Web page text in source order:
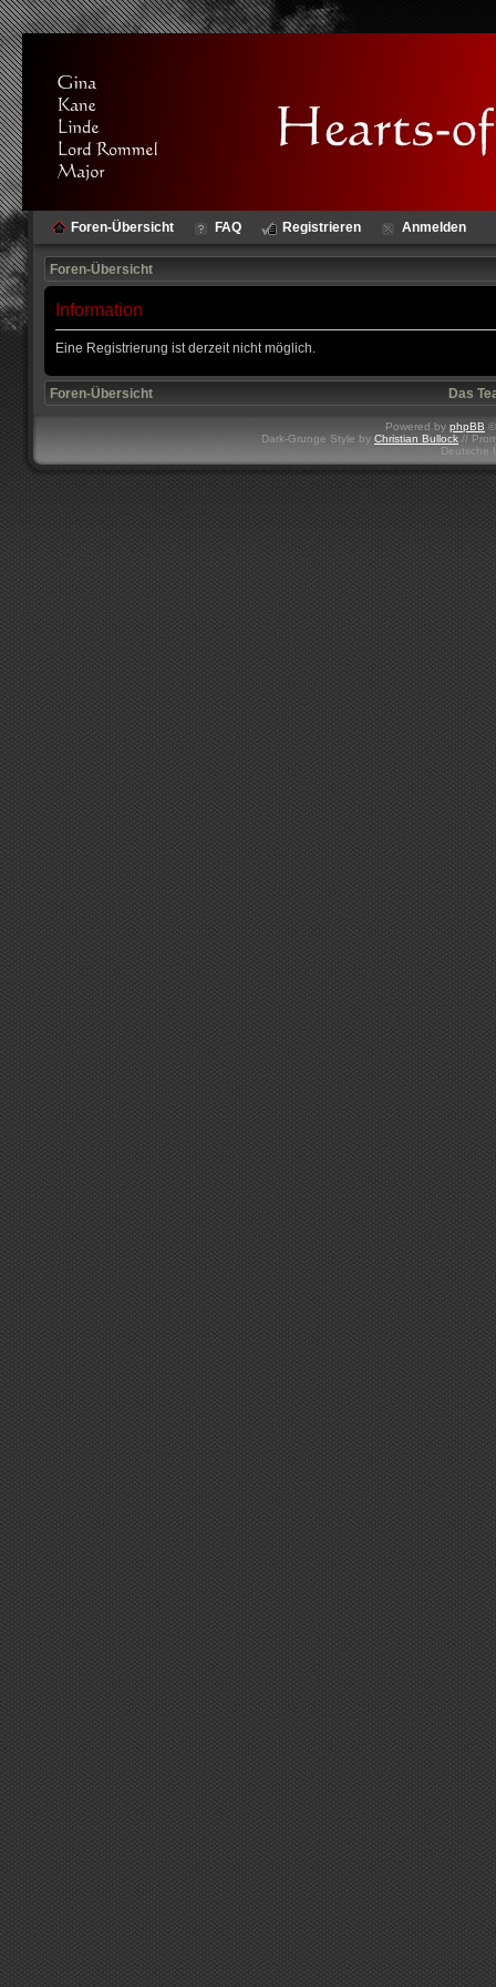
Foren-Übersicht FAQ Registrieren Anmelden
Foren-Übersicht
Information
Eine Registrierung ist derzeit nicht möglich.
Foren-Übersicht Das
Powered by phpBB
Dark-Grunge Style by Christian Bullock //
Deutsche